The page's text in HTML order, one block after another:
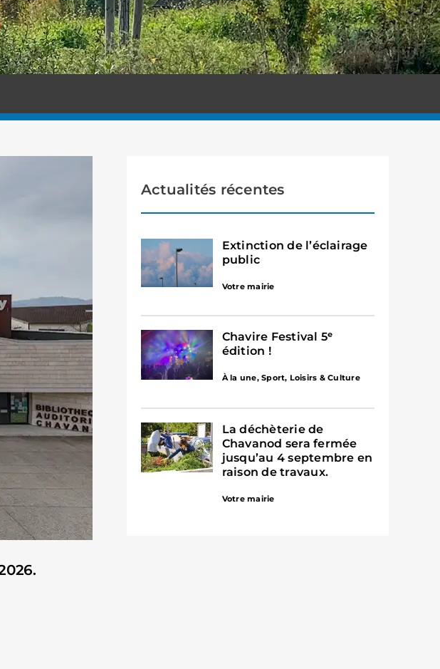
Actualités récentes
Extinction de l’éclairage
public
Votre mairie
Chavire Festival 5ᵉ
édition !
À la une,Sport, Loisirs & Culture
La déchèterie de
Chavanod sera fermée
jusqu’au 4 septembre en
raison de travaux.
Votre mairie